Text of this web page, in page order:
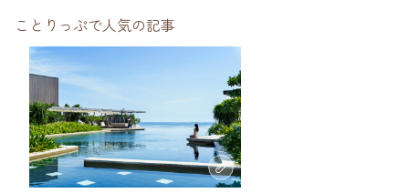
ことりっぷで人気の記事